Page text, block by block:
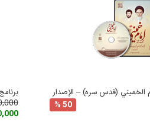
الخميني (قدس سره) – الإصدار 3
50 %